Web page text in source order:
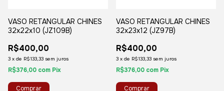
VASO RETANGULAR CHINES
32x22x10 (JZ109B)
R$400,00
3 x de R$133,33 sem juros
R$376,00 com Pix
VASO RETANGULAR CHINES
32x23x12 (JZ97B)
R$400,00
3 x de R$133,33 sem juros
R$376,00 com Pix